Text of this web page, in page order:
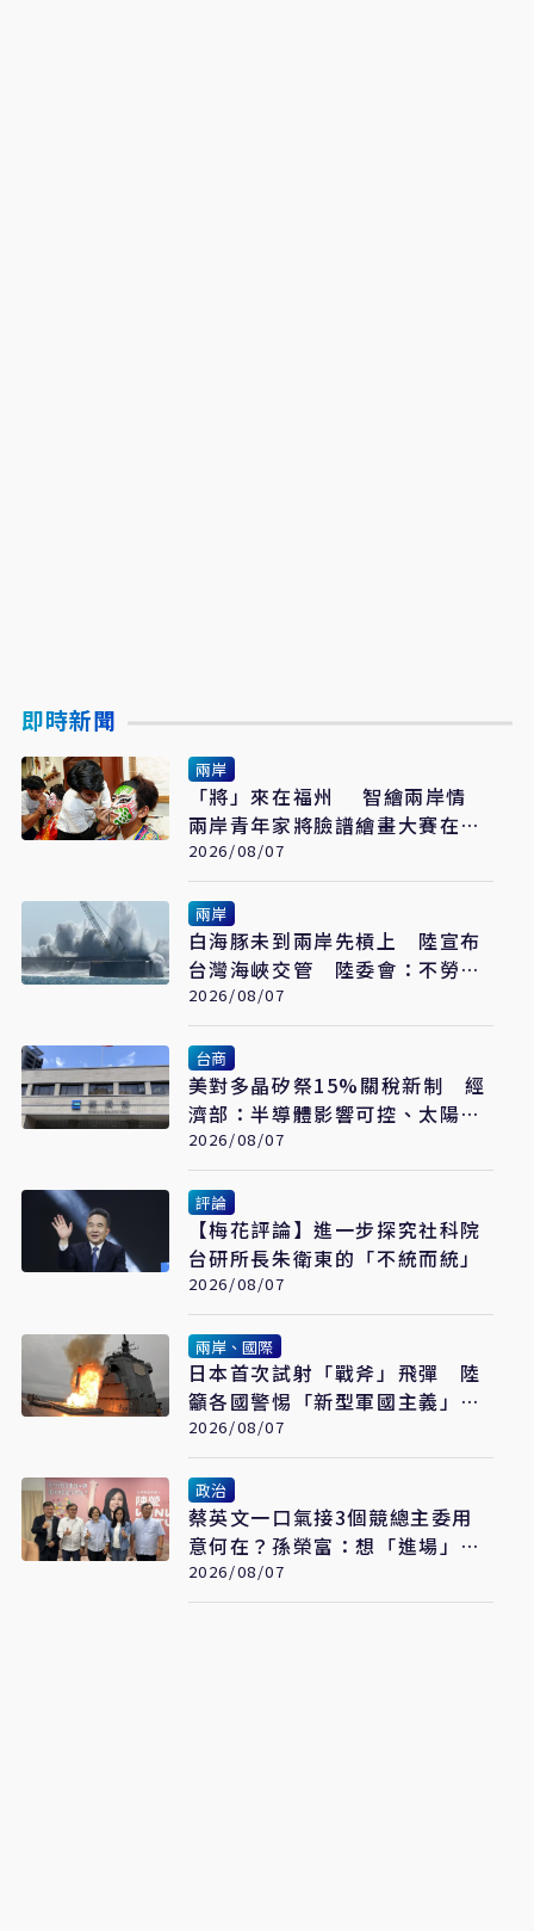
即時新聞
兩岸
「將」來在福州 智繪兩岸情
兩岸青年家將臉譜繪畫大賽在福
州開幕
2026/08/07
兩岸
白海豚未到兩岸先槓上 陸宣布
台灣海峽交管 陸委會：不勞費
心
2026/08/07
台商
美對多晶矽祭15%關稅新制 經
濟部：半導體影響可控、太陽能
產業衝擊有限
2026/08/07
評論
【梅花評論】進一步探究社科院
台研所長朱衛東的「不統而統」
2026/08/07
兩岸、國際
日本首次試射「戰斧」飛彈 陸
籲各國警惕「新型軍國主義」發
展
2026/08/07
政治
蔡英文一口氣接3個競總主委用
意何在？孫榮富：想「進場」接
黨主席
2026/08/07